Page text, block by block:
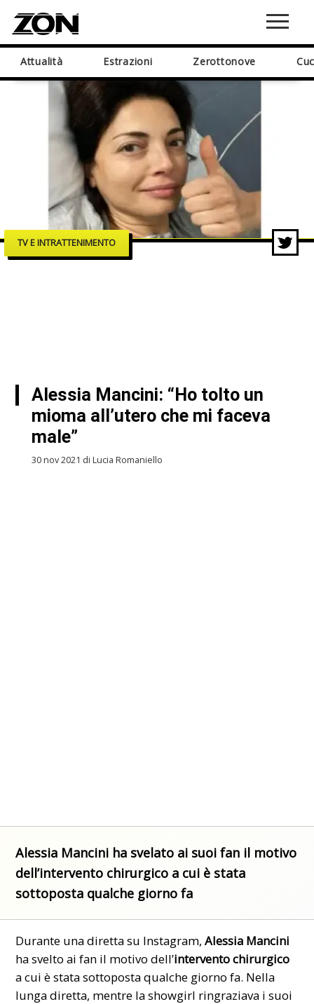
Attualità Estrazioni Zerottonove
TV E INTRATTENIMENTO
Alessia Mancini: “Ho tolto un
mioma all’utero che mi faceva
male”
30 nov 2021 di Lucia Romaniello
Alessia Mancini ha svelato ai suoi fan il motivo
dell’intervento chirurgico a cui è stata
sottoposta qualche giorno fa
Durante una diretta su Instagram,Alessia Mancini
ha svelto ai fan il motivo dell’intervento chirurgico
a cui è stata sottoposta qualche giorno fa. Nella
lunga diretta, mentre la showgirl ringraziava i suoi